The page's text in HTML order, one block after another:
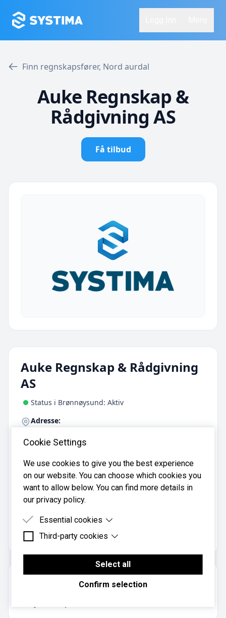
Finn regnskapsfører, Nord aurdal
Auke Regnskap &
Rådgivning AS
Få tilbud
Auke Regnskap & Rådgivning
AS
Status i Brønnøysund: Aktiv
Adresse:
Telefon:
Mobil:
940 02 023
Auke Regnskap & Rådgivning AS er registrert i
Brønnøysundregistrene
998710510.
Om regnskapsbyrået
Cookie Settings
We use cookies to give you the best experience
on our website. You can choose which cookies you
want to allow below. You can find more details in
our privacy policy.
Essential cookies
Essential cookies are cookies that are needed for
Third-party cookies
Third-party cookies are cookies set by third-party
software to enable features such as Google
Maps.
Select all
Confirm selection